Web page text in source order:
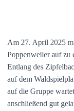
Am 27. April 2025
Poppenweiler auf zu
Entlang des
auf dem
auf die Gruppe
anschließend gut